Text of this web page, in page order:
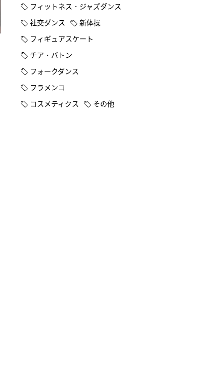
フィットネス・ジャズダンス
社交ダンス
新体操
フィギュアスケート
チア・バトン
フォークダンス
フラメンコ
コスメティクス
その他